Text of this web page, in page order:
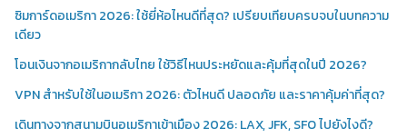
ซิมการ์ดอเมริกา 2026: ใช้ยี่ห้อไหนดีที่สุด? เปรียบเทียบครบจบในบทความ
เดียว
โอนเงินจากอเมริกากลับไทย ใช้วิธีไหนประหยัดและคุ้มที่สุดในปี 2026?
VPN สำหรับใช้ในอเมริกา 2026: ตัวไหนดี ปลอดภัย และราคาคุ้มค่าที่สุด?
เดินทางจากสนามบินอเมริกาเข้าเมือง 2026: LAX, JFK, SFO ไปยังไงดี?